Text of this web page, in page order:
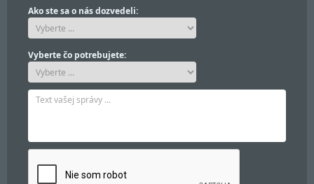
Ako ste sa o nás dozvedeli:
Vyberte čo potrebujete: